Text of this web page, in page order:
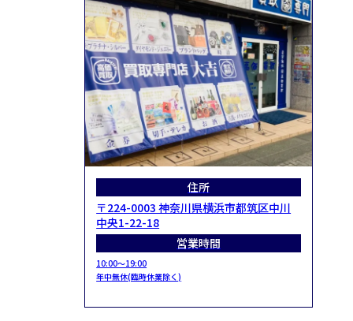
住所
〒224-0003 神奈川県横浜市都筑区中川
中央1-22-18
営業時間
10:00～19:00
年中無休(臨時休業除く)